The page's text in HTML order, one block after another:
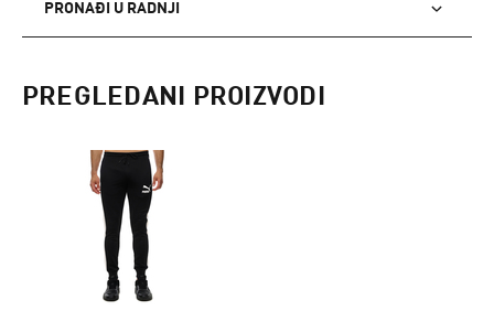
PRONAĐI U RADNJI
PREGLEDANI PROIZVODI